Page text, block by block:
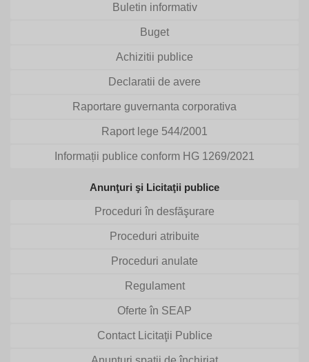
Buletin informativ
Buget
Achizitii publice
Declaratii de avere
Raportare guvernanta corporativa
Raport lege 544/2001
Informații publice conform HG 1269/2021
Anunţuri şi Licitaţii publice
Proceduri în desfăşurare
Proceduri atribuite
Proceduri anulate
Regulament
Oferte în SEAP
Contact Licitaţii Publice